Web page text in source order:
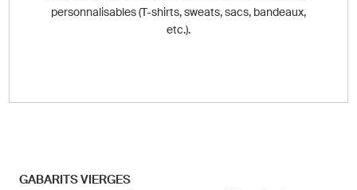
personnalisables (T-shirts, sweats, sacs, bandeaux,
etc.).
GABARITS VIERGES